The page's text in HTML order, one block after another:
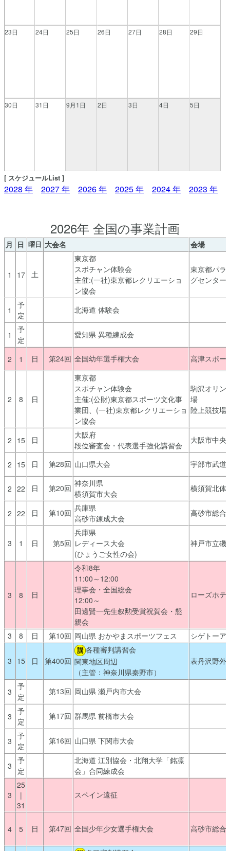
23日 24日 25日 26日 27日 28日 29日
30日 31日 9月1日 2日 3日 4日 5日
[ スケジュールList ]
2028 年 2027 年 2026 年 2025 年 2024 年 2023 年
2026年 全国の事業計画
月 日 曜日 大会名 会場
1 17 土
東京都
スポチャン体験会
主催:(一社)東京都レクリエーショ
ン協会
東京都パラ
グセンター
1
予
定
北海道 体験会
1
予
定
愛知県 異種練成会
2 1 日 第24回 全国幼年選手権大会 高津スポー
2 8 日
東京都
スポチャン体験会
主催:(公財)東京都スポーツ文化事
業団、(一社)東京都レクリエーショ
ン協会
駒沢オリン
場
陸上競技場
2 15 日
大阪府
段位審査会・代表選手強化講習会
大阪市中央
2 15 日 第28回 山口県大会 宇部市武道
2 22 日 第20回 神奈川県
横須賀市大会
横須賀北体
2 22 日 第10回 兵庫県
高砂市錬成大会
高砂市総合
3 1 日 第5回
兵庫県
レディース大会
(ひょうご女性の会)
神戸市立磯
3 8 日
令和8年
11:00～12:00
理事会・全国総会
12:00～
田邊賢一先生叙勲受賞祝賀会・懇
親会
ローズホテ
3 8 日 第10回 岡山県 おかやまスポーツフェス シゲトーア
3 15 日 第400回
各種審判講習会
関東地区周辺
（主管：神奈川県秦野市）
表丹沢野外
3
予
定
第13回 岡山県 瀬戸内市大会
3
予
定
第17回 群馬県 前橋市大会
3
予
定
第16回 山口県 下関市大会
3
予
定
北海道 江別協会・北翔大学「銘凛
会」合同練成会
3
25
|
31
スペイン遠征
4 5 日 第47回 全国少年少女選手権大会 高砂市総合